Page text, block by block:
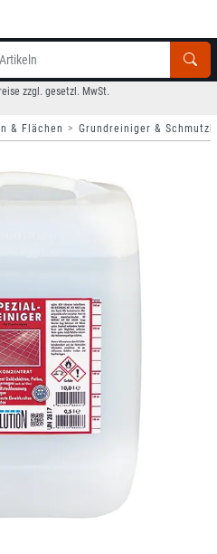
zzgl. gesetzl. MwSt.
& Flächen Grundreiniger &